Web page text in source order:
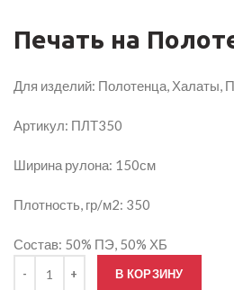
Печать на
Для изделий: Полотенца, Халаты,
Артикул: ПЛТ350
Ширина рулона: 150см
Плотность, гр/м2: 350
Состав: 50% ПЭ, 50% ХБ
В КОРЗИНУ